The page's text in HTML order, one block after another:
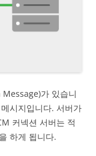
가 있습니
시지입니다. 서버가
커넥션 서버는 적
하게 됩니다.